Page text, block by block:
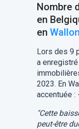
Nombre
en
en
Lors des 9
a
2023. En
accentuée :
"Cette
peut-être